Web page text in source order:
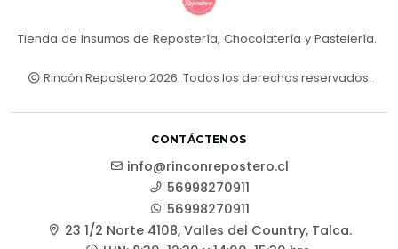
Tienda de Insumos de Repostería, Chocolatería y Pastelería.
Rincón Repostero 2026. Todos los derechos reservados.
CONTÁCTENOS
info@rinconrepostero.cl
56998270911
56998270911
23 1/2 Norte 4108, Valles del Country, Talca.